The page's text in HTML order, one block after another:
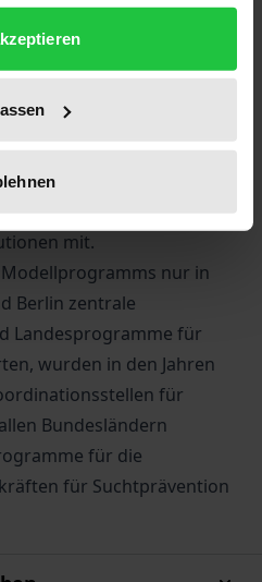
Strategien der
eingesetzten Fachkräfte
und wirkten auf
Einrichtungen des
Dienstes
mit.
nur in
Berlin zentrale
Landesprogramme für
wurden in den Jahren
für
Bundesländern
für die
für Suchtprävention